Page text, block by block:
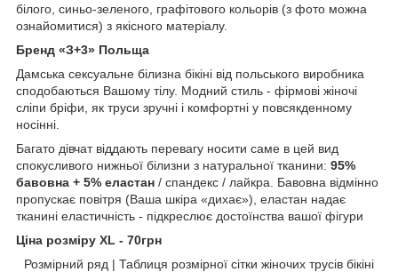
білого, синьо-зеленого, графітового кольорів (з фото можна
ознайомитися) з якісного матеріалу.
Бренд «З+3» Польща
Дамська сексуальне білизна бікіні від польського виробника
сподобаються Вашому тілу. Модний стиль - фірмові жіночі
сліпи бріфи, як труси зручні і комфортні у повсякденному
носінні.
Багато дівчат віддають перевагу носити саме в цей вид
спокусливого нижньої білизни з натуральної тканини: 95%
бавовна + 5% еластан / спандекс / лайкра. Бавовна відмінно
пропускає повітря (Ваша шкіра «дихає»), еластан надає
тканині еластичність - підкреслює достоїнства вашої фігури
Ціна розміру XL - 70грн
Розмірний ряд | Таблиця розмірної сітки жіночих трусів бікіні